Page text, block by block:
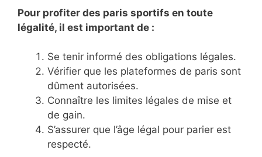
Pour profiter des paris sportifs en toute
légalité, il est important de :
Se tenir informé des obligations légales.
Vérifier que les plateformes de paris sont
dûment autorisées.
Connaître les limites légales de mise et
de gain.
S’assurer que l’âge légal pour parier est
respecté.